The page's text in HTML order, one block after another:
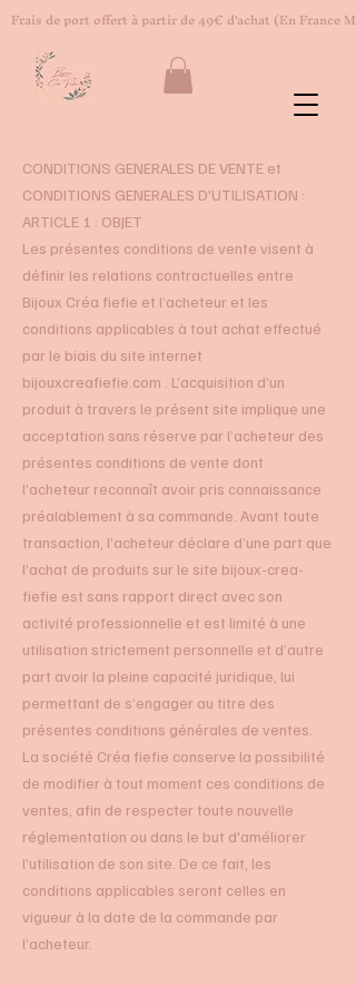
Frais de port offert à partir de 49€ d'achat (En France
CONDITIONS GENERALES DE VENTE et
CONDITIONS GENERALES D'UTILISATION :
ARTICLE 1 : OBJET
Les présentes conditions de vente visent à
définir les relations contractuelles entre
Bijoux Créa fiefie et l’acheteur et les
conditions applicables à tout achat effectué
par le biais du site internet
bijouxcreafiefie.com . L’acquisition d’un
produit à travers le présent site implique une
acceptation sans réserve par l’acheteur des
présentes conditions de vente dont
l’acheteur reconnaît avoir pris connaissance
préalablement à sa commande. Avant toute
transaction, l’acheteur déclare d’une part que
l’achat de produits sur le site bijoux-crea-
fiefie est sans rapport direct avec son
activité professionnelle et est limité à une
utilisation strictement personnelle et d’autre
part avoir la pleine capacité juridique, lui
permettant de s’engager au titre des
présentes conditions générales de ventes.
La société Créa fiefie conserve la possibilité
de modifier à tout moment ces conditions de
ventes, afin de respecter toute nouvelle
réglementation ou dans le but d'améliorer
l’utilisation de son site. De ce fait, les
conditions applicables seront celles en
vigueur à la date de la commande par
l’acheteur.